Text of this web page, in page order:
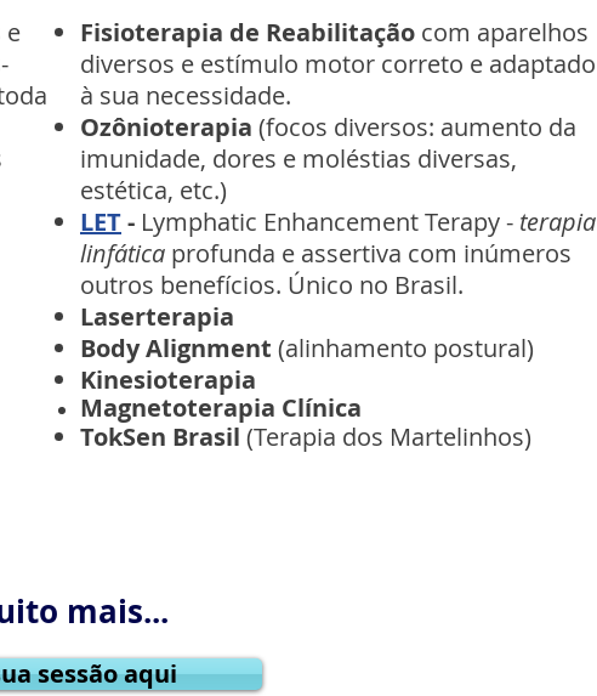
e
Fisioterapia de Reabilitação com aparelhos
diversos e estímulo motor correto e adaptado
à sua necessidade.
Ozônioterapia (focos diversos: aumento da
imunidade, dores e moléstias diversas,
estética, etc.)
LET- Lymphatic Enhancement Terapy - terapia
linfática profunda e assertiva com inúmeros
outros benefícios. Único no Brasil.
Laserterapia
Body Alignment (alinhamento postural)
Kinesioterapia
Magnetoterapia Clínica
TokSen Brasil (Terapia dos Martelinhos)
mais...
sessão aqui